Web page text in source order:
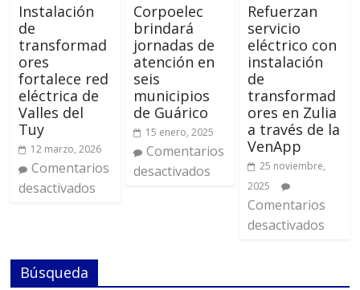
Instalación
de
transformad
ores
fortalece red
eléctrica de
Valles del
Tuy
12 marzo, 2026
Comentarios
desactivados
Corpoelec
brindará
jornadas de
atención en
seis
municipios
de Guárico
15 enero, 2025
Comentarios
desactivados
Refuerzan
servicio
eléctrico con
instalación
de
transformad
ores en Zulia
a través de la
VenApp
25 noviembre,
2025
Comentarios
desactivados
Búsqueda